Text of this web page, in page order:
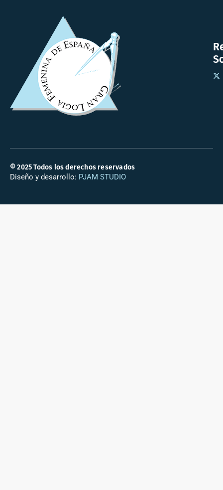
© 2025 Todos los derechos reservados
Diseño y desarrollo: PJAM STUDIO